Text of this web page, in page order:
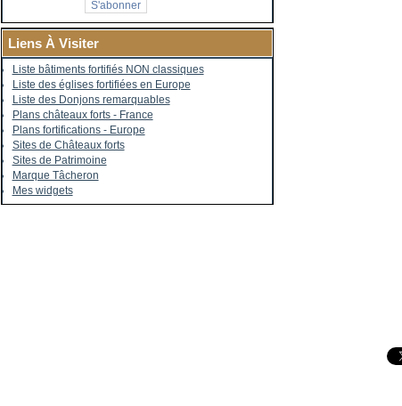
Liens À Visiter
Liste bâtiments fortifiés NON classiques
Liste des églises fortifiées en Europe
Liste des Donjons remarquables
Plans châteaux forts - France
Plans fortifications - Europe
Sites de Châteaux forts
Sites de Patrimoine
Marque Tâcheron
Mes widgets